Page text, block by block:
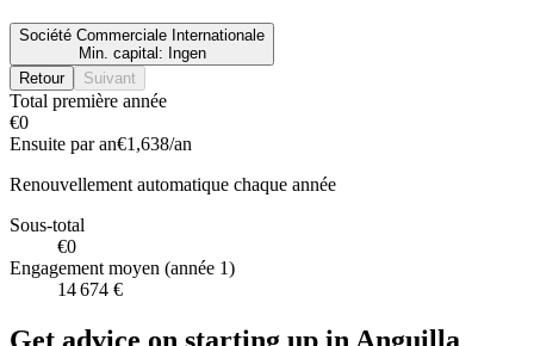
Société Commerciale Internationale
Min. capital: Ingen
Retour
Suivant
Total première année
€0
Ensuite par an€1,638/an
Renouvellement automatique chaque année
Sous-total
€0
Engagement moyen (année 1)
14 674 €